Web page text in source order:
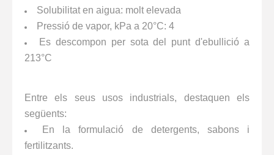
Solubilitat en aigua: molt elevada
Pressió de vapor, kPa a 20°C: 4
Es descompon per sota del punt d'ebullició a
213°C
Entre els seus usos industrials, destaquen els
següents:
En la formulació de detergents, sabons i
fertilitzants.